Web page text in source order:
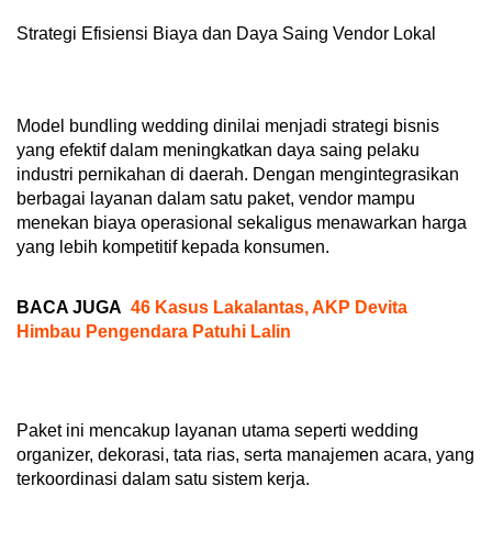
Strategi Efisiensi Biaya dan Daya Saing Vendor Lokal
Model bundling wedding dinilai menjadi strategi bisnis
yang efektif dalam meningkatkan daya saing pelaku
industri pernikahan di daerah. Dengan mengintegrasikan
berbagai layanan dalam satu paket, vendor mampu
menekan biaya operasional sekaligus menawarkan harga
yang lebih kompetitif kepada konsumen.
BACA JUGA 46 Kasus Lakalantas, AKP Devita
Himbau Pengendara Patuhi Lalin
Paket ini mencakup layanan utama seperti wedding
organizer, dekorasi, tata rias, serta manajemen acara, yang
terkoordinasi dalam satu sistem kerja.